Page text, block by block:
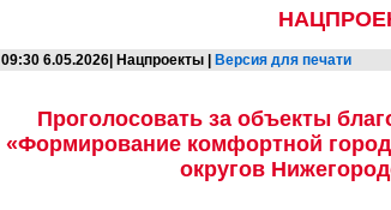
09:30 6.05.2026| Нацпроекты | Версия для печати
Проголосовать за объекты
«Формирование комфортной
округов